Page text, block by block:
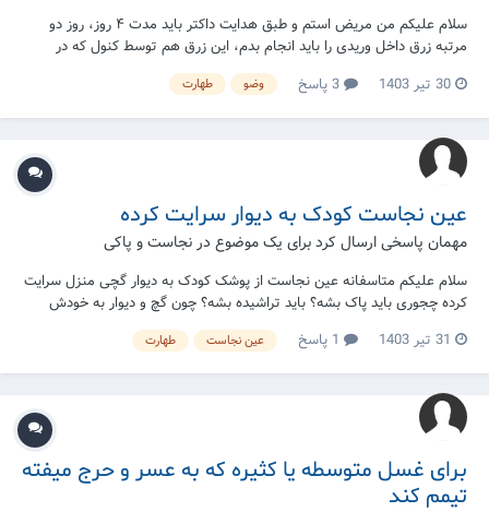
سلام علیکم من مریض استم و طبق هدایت داکتر باید مدت ۴ روز، روز دو
مرتبه زرق داخل وریدی را باید انجام بدم، این زرق هم توسط کنول که در
دستم است صورت می‌گیرد، وضو و غسل من چگونه باید انجام شود همراه با
کنول؟
30 تیر 1403 وضو طهارت
عین نجاست کودک به دیوار سرایت کرده
مهمان پاسخی ارسال کرد برای یک موضوع در نجاست و پاکی
سلام عليكم متاسفانه عین نجاست از پوشک کودک به دیوار گچی منزل سرایت
کرده چجوری باید پاک بشه؟ باید تراشیده بشه؟ چون گچ و دیوار به خودش
میکشه یه مقداری و با دستمال خیس قابل رفع نیست...
31 تیر 1403 عین نجاست طهارت
برای غسل متوسطه یا کثیره که به عسر و حرج میفته
تیمم کند